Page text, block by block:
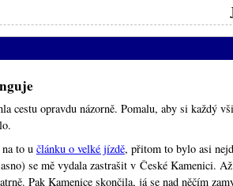
cestu opravdu názorně. Pomalu, aby si každý
to u článku o velké jízdě, přitom to bylo asi
se mě vydala zastrašit v České Kamenici.
Pak Kamenice skončila, já se nad něčím